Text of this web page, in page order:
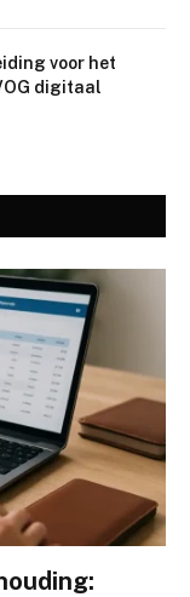
voor het
digitaal